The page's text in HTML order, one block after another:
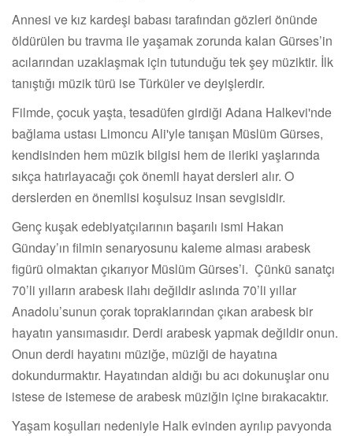
Annesi ve kız kardeşi babası tarafından gözleri önünde
öldürülen bu travma ile yaşamak zorunda kalan Gürses’in
acılarından uzaklaşmak için tutunduğu tek şey müziktir. İlk
tanıştığı müzik türü ise Türküler ve deyişlerdir.
Filmde, çocuk yaşta, tesadüfen girdiği Adana Halkevi'nde
bağlama ustası Limoncu Ali'yle tanışan Müslüm Gürses,
kendisinden hem müzik bilgisi hem de ileriki yaşlarında
sıkça hatırlayacağı çok önemli hayat dersleri alır. O
derslerden en önemlisi koşulsuz insan sevgisidir.
Genç kuşak edebiyatçılarının başarılı ismi Hakan
Günday’ın filmin senaryosunu kaleme alması arabesk
figürü olmaktan çıkarıyor Müslüm Gürses’i. Çünkü sanatçı
70’li yılların arabesk ilahı değildir aslında 70’li yıllar
Anadolu’sunun çorak topraklarından çıkan arabesk bir
hayatın yansımasıdır. Derdi arabesk yapmak değildir onun.
Onun derdi hayatını müziğe, müziği de hayatına
dokundurmaktır. Hayatından aldığı bu acı dokunuşlar onu
istese de istemese de arabesk müziğin içine bırakacaktır.
Yaşam koşulları nedeniyle Halk evinden ayrılıp pavyonda